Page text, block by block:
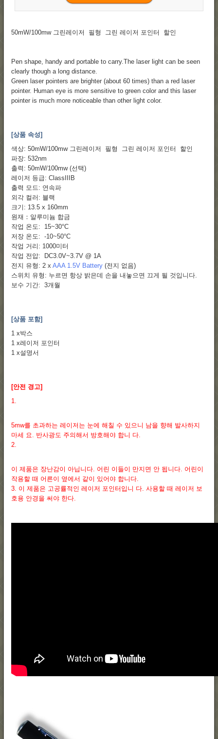
50mW/100mw 그린레이저 필형 그린 레이저 포인터 할인
Pen shape, handy and portable to carry.The laser light can be seen
clearly though a long distance.
Green laser pointers are brighter (about 60 times) than a red laser
pointer. Human eye is more sensitive to green color and this laser
pointer is much more noticeable than other light color.
[상품 속성]
색상: 50mW/100mw 그린레이저 필형 그린 레이저 포인터 할인
파장: 532nm
출력: 50mW/100mw (선택)
레이저 등급: ClassIIIB
출력 모드: 연속파
외각 컬러: 블랙
크기: 13.5 x 160mm
원재：알루미늄 합금
작업 온도: 15~30°C
저장 온도: -10~50°C
작업 거리: 1000미터
작업 전압: DC3.0V~3.7V @ 1A
전지 유형: 2 xAAA 1.5V Battery (전지 없음)
스위치 유형: 누르면 항상 밝은데 손을 내놓으면 끄게 될 것입니다.
보수 기간: 3개월
[상품 포함]
1 x박스
1 x레이저 포인터
1 x설명서
[안전 경고]
1.
5mw를 초과하는 레이저는 눈에 해칠 수 있으니 남을 향해 발사하지
마세 요. 반사광도 주의해서 방호해야 합니 다.
2.
이 제품은 장난감이 아닙니다. 어린 이들이 만지면 안 됩니다. 어린이
작용할 때 어른이 옆에서 같이 있어야 합니다.
3. 이 제품은 고공률적인 레이저 포인터입니 다. 사용할 때 레이저 보
호용 안경을 써야 한다.